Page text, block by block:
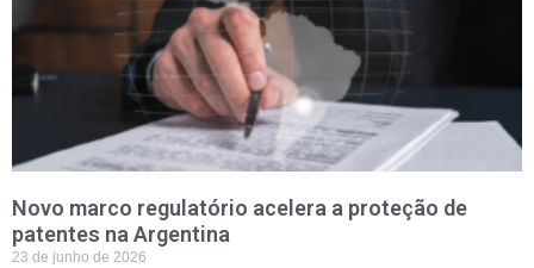
Novo marco regulatório acelera a proteção de
patentes na Argentina
23 de junho de 2026